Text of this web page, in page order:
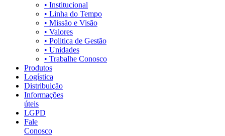
• Institucional
• Linha do Tempo
• Missão e Visão
• Valores
• Politica de Gestão
• Unidades
• Trabalhe Conosco
Produtos
Logística
Distribuição
Informações
úteis
LGPD
Fale
Conosco